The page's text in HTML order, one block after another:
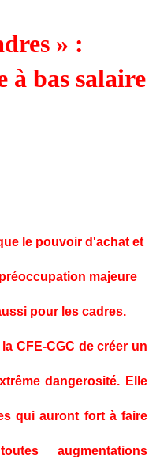
» :
à bas salaire
le pouvoir d'achat et
majeure
pour les cadres.
CFE-CGC de créer un
dangerosité. Elle
qui auront fort à faire
augmentations